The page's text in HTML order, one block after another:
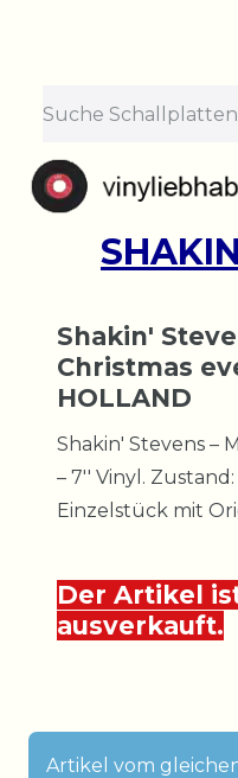
Shakin'
Christmas
HOLLAND
Shakin' Stevens –
– 7'' Vinyl.
Einzelstück mit
Der Artikel
ausverkauft.
Artikel vom